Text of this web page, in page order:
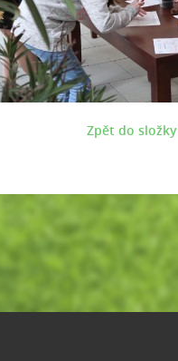
Zpět do složky